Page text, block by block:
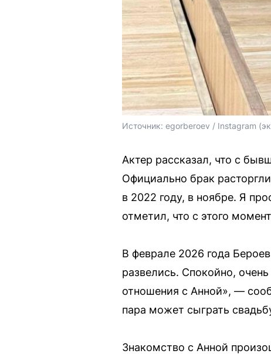
Источник: egorberoev / Instagram
Актер рассказал, что с
Официально брак
в 2022 году, в ноябре. Я
отметил, что с этого
В феврале 2026 года
развелись. Спокойно,
отношения с Анной», —
пара может сыграть
Знакомство с Анной